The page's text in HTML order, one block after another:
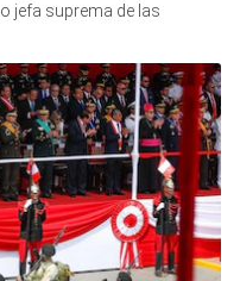
jefa suprema de las